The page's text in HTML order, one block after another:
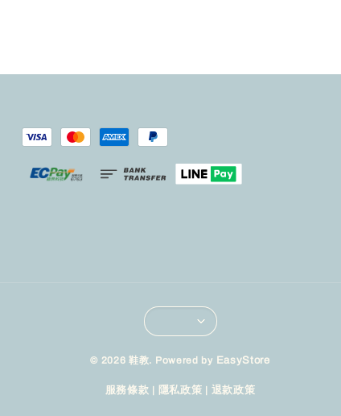
© 2026 鞋教. Powered by EasyStore
服務條款 | 隱私政策 | 退款政策